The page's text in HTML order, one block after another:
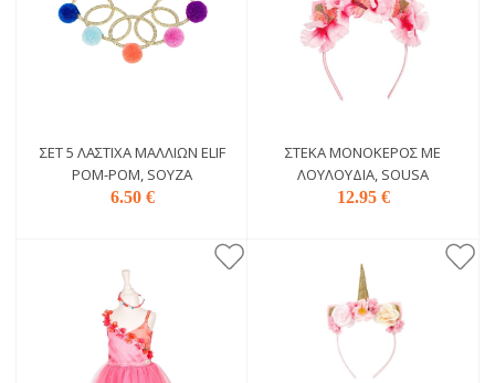
ΣΕΤ 5 ΛΆΣΤΙΧΑ ΜΑΛΛΙΏΝ ELIF
POM-POM, SΟΎΖΑ
6.50 €
ΣΤΈΚΑ ΜΟΝΌΚΕΡΟΣ ΜΕ
ΛΟΥΛΟΎΔΙΑ, SOUSA
12.95 €